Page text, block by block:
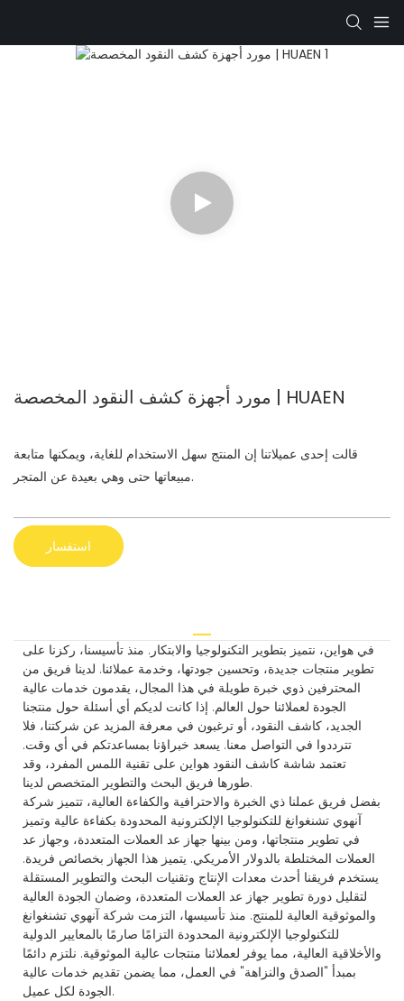
مورد أجهزة كشف النقود المخصصة | HUAEN
قالت إحدى عميلاتنا إن المنتج سهل الاستخدام للغاية، ويمكنها متابعة
مبيعاتها حتى وهي بعيدة عن المتجر.
استفسار
في هواين، نتميز بتطوير التكنولوجيا والابتكار. منذ تأسيسنا، ركزنا على
تطوير منتجات جديدة، وتحسين جودتها، وخدمة عملائنا. لدينا فريق من
المحترفين ذوي خبرة طويلة في هذا المجال، يقدمون خدمات عالية
الجودة لعملائنا حول العالم. إذا كانت لديكم أي أسئلة حول منتجنا
الجديد، كاشف النقود، أو ترغبون في معرفة المزيد عن شركتنا، فلا
تترددوا في التواصل معنا. يسعد خبراؤنا بمساعدتكم في أي وقت.
تعتمد شاشة كاشف النقود هواين على تقنية اللمس المفرد، وقد
طورها فريق البحث والتطوير المتخصص لدينا.
بفضل فريق عملنا ذي الخبرة والاحترافية والكفاءة العالية، تتميز شركة
آنهوي تشنغوانغ للتكنولوجيا الإلكترونية المحدودة بكفاءة عالية وتميز
في تطوير منتجاتها، ومن بينها جهاز عد العملات المتعددة، وجهاز عد
العملات المختلطة بالدولار الأمريكي. يتميز هذا الجهاز بخصائص فريدة.
يستخدم فريقنا أحدث معدات الإنتاج وتقنيات البحث والتطوير المستقلة
لتقليل دورة تطوير جهاز عد العملات المتعددة، وضمان الجودة العالية
والموثوقية العالية للمنتج. منذ تأسيسها، التزمت شركة آنهوي تشنغوانغ
للتكنولوجيا الإلكترونية المحدودة التزامًا صارمًا بالمعايير الدولية
والأخلاقية العالية، مما يوفر لعملائنا منتجات عالية الموثوقية. نلتزم دائمًا
بمبدأ "الصدق والنزاهة" في العمل، مما يضمن تقديم خدمات عالية
الجودة لكل عميل.